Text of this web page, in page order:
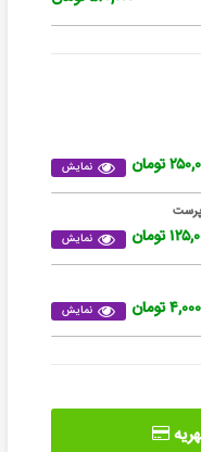
نمایش تومان
نمایش تومان
نمایش تومان